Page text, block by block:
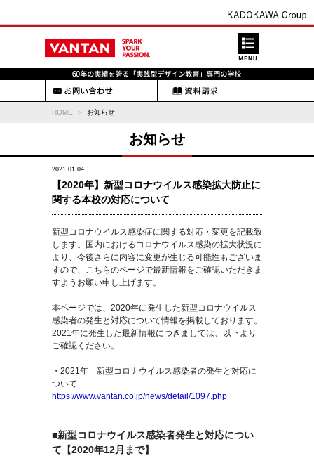
HOME お知らせ
お知らせ
2021.01.04
【2020年】新型コロナウイルス感染拡大防止に
関する本校の対応について
新型コロナウイルス感染症に関する対応・変更を記載致
します。国内におけるコロナウイルス感染の拡大状況に
より、今後さらに内容に変更が生じる可能性もございま
すので、こちらのページで最新情報をご確認いただきま
すようお願い申し上げます。
本ページでは、2020年に発生した新型コロナウイルス
感染者の発生と対応について情報を掲載しております。
2021年に発生した最新情報につきましては、以下より
ご確認ください。
・2021年 新型コロナウイルス感染者の発生と対応に
ついて
https://www.vantan.co.jp/news/detail/1097.php
■新型コロナウイルス感染者発生と対応につい
て【2020年12月まで】